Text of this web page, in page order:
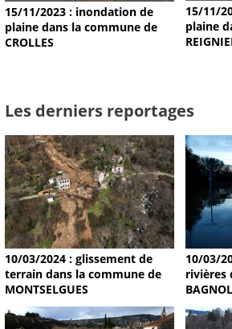
15/11/2023 : inondation de
plaine dans la commune de
CROLLES
15/11/
plaine
Les derniers reportages
10/03/2024 : glissement de
terrain dans la commune de
MONTSELGUES
10/03/
rivières